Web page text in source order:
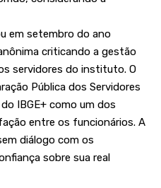
em setembro do ano
criticando a gestão
servidores do instituto. O
Pública dos Servidores
IBGE+ como um dos
entre os funcionários. A
diálogo com os
sobre sua real